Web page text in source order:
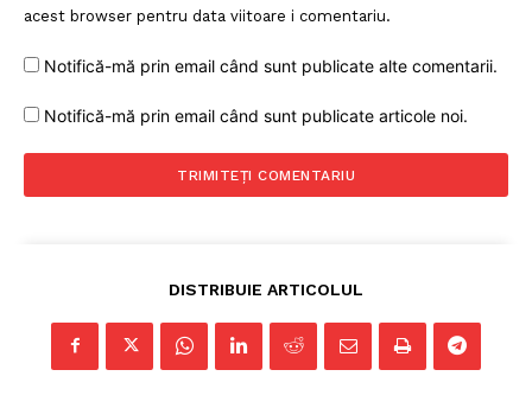
acest browser pentru data viitoare i comentariu.
Notifică-mă prin email când sunt publicate alte comentarii.
Notifică-mă prin email când sunt publicate articole noi.
DISTRIBUIE ARTICOLUL